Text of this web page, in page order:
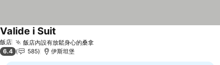
飯店 飯店內設有放鬆身心的桑拿
Valide i Suit
6.4 585 伊斯坦堡